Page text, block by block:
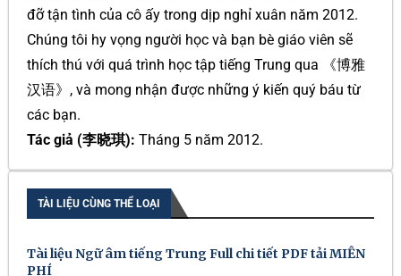
đỡ tận tình của cô ấy trong dịp nghỉ xuân năm 2012.
Chúng tôi hy vọng người học và bạn bè giáo viên sẽ
thích thú với quá trình học tập tiếng Trung qua 《博雅
汉语》, và mong nhận được những ý kiến quý báu từ
các bạn.
Tác giả (李晓琪): Tháng 5 năm 2012.
TÀI LIỆU CÙNG THỂ LOẠI
Tài liệu Ngữ âm tiếng Trung Full chi tiết PDF tải MIỄN
PHÍ